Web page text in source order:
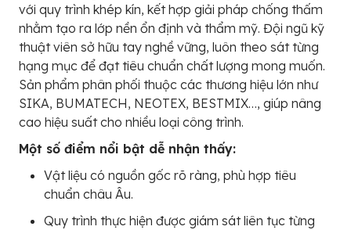
với quy trình khép kín, kết hợp giải pháp chống thấm
nhằm tạo ra lớp nền ổn định và thẩm mỹ. Đội ngũ kỹ
thuật viên sở hữu tay nghề vững, luôn theo sát từng
hạng mục để đạt tiêu chuẩn chất lượng mong muốn.
Sản phẩm phân phối thuộc các thương hiệu lớn như
SIKA, BUMATECH, NEOTEX, BESTMIX…, giúp nâng
cao hiệu suất cho nhiều loại công trình.
Một số điểm nổi bật dễ nhận thấy:
Vật liệu có nguồn gốc rõ ràng, phù hợp tiêu
chuẩn châu Âu.
Quy trình thực hiện được giám sát liên tục từng